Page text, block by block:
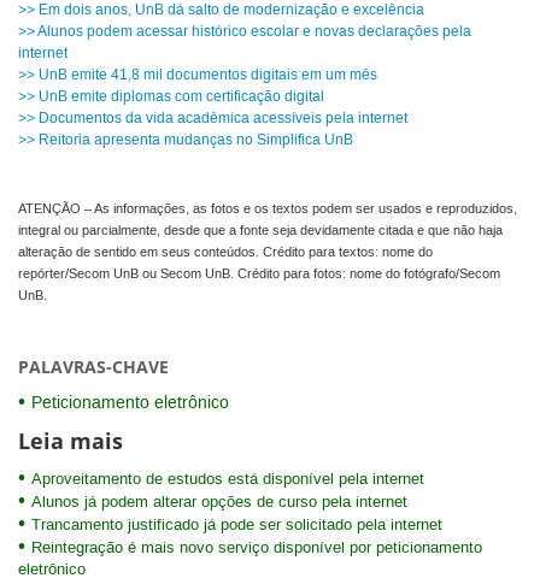
>> Em dois anos, UnB dá salto de modernização e excelência
>> Alunos podem acessar histórico escolar e novas declarações pela
internet
>> UnB emite 41,8 mil documentos digitais em um mês
>> UnB emite diplomas com certificação digital
>> Documentos da vida acadêmica acessíveis pela internet
>> Reitoria apresenta mudanças no Simplifica UnB
ATENÇÃO – As informações, as fotos e os textos podem ser usados e reproduzidos,
integral ou parcialmente, desde que a fonte seja devidamente citada e que não haja
alteração de sentido em seus conteúdos. Crédito para textos: nome do
repórter/Secom UnB ou Secom UnB. Crédito para fotos: nome do fotógrafo/Secom
UnB.
PALAVRAS-CHAVE
Peticionamento eletrônico
Leia mais
Aproveitamento de estudos está disponível pela internet
Alunos já podem alterar opções de curso pela internet
Trancamento justificado já pode ser solicitado pela internet
Reintegração é mais novo serviço disponível por peticionamento
eletrônico